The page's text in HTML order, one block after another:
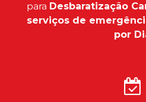
para Desbaratização
serviços de
por